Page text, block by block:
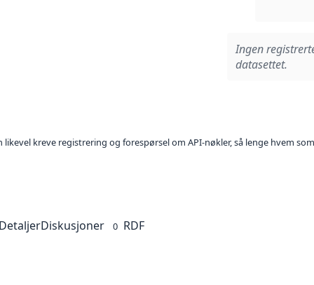
Ingen
datasettet.
kreve registrering og forespørsel om API-nøkler, så lenge hvem
Diskusjoner 0 RDF